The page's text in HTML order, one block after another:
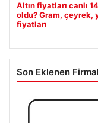
Altın fiyatları canlı
oldu? Gram, çeyrek,
fiyatları
Son Eklenen